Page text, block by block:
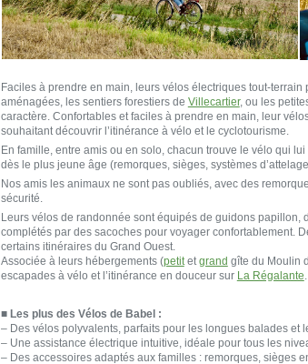
Faciles à prendre en main, leurs vélos électriques tout-
aménagées, les sentiers forestiers de Villecartier, ou les
caractère. Confortables et faciles à prendre en main, leur
souhaitant découvrir l’itinérance à vélo et le cyclotourisme.
En famille, entre amis ou en solo, chacun trouve le vélo qui
dès le plus jeune âge (remorques, sièges, systèmes
Nos amis les animaux ne sont pas oubliés, avec des
sécurité.
Leurs vélos de randonnée sont équipés de guidons
complétés par des sacoches pour voyager confortablement.
certains itinéraires du Grand Ouest.
Associée à leurs hébergements (petitetgrand gîte du Moulin
escapades à vélo et l’itinérance en douceur sur La Régalante.
■ Les plus des Vélos de Babel :
– Des vélos polyvalents, parfaits pour les longues balades et
– Une assistance électrique intuitive, idéale pour tous les
– Des accessoires adaptés aux familles : remorques, sièges